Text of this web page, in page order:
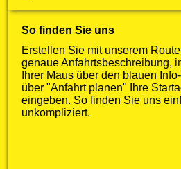
So finden Sie uns
Erstellen Sie mit unserem
genaue Anfahrtsbeschreibung,
Ihrer Maus über den blauen
über "Anfahrt planen" Ihre
eingeben. So finden Sie uns
unkompliziert.